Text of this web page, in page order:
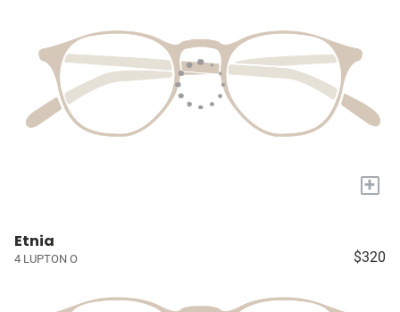
+
Etnia
4 LUPTON O $320